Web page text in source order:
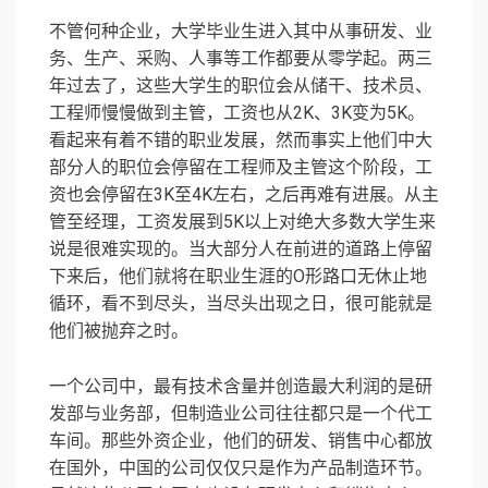
不管何种企业，大学毕业生进入其中从事研发、业
务、生产、采购、人事等工作都要从零学起。两三
年过去了，这些大学生的职位会从储干、技术员、
工程师慢慢做到主管，工资也从2K、3K变为5K。
看起来有着不错的职业发展，然而事实上他们中大
部分人的职位会停留在工程师及主管这个阶段，工
资也会停留在3K至4K左右，之后再难有进展。从主
管至经理，工资发展到5K以上对绝大多数大学生来
说是很难实现的。当大部分人在前进的道路上停留
下来后，他们就将在职业生涯的O形路口无休止地
循环，看不到尽头，当尽头出现之日，很可能就是
他们被抛弃之时。
一个公司中，最有技术含量并创造最大利润的是研
发部与业务部，但制造业公司往往都只是一个代工
车间。那些外资企业，他们的研发、销售中心都放
在国外，中国的公司仅仅只是作为产品制造环节。